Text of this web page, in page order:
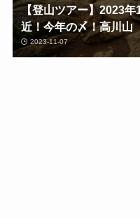
【登山ツアー】2023
近！今年の〆！高川山
2023-11-07